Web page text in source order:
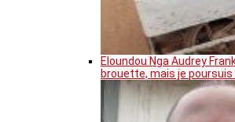
Eloundou Nga Audrey
brouette, mais je poursuis